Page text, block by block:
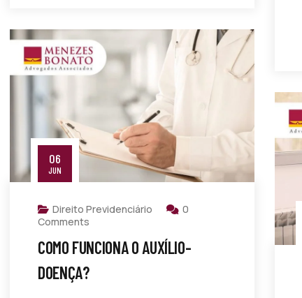
06
JUN
Direito Previdenciário
0
Comments
COMO FUNCIONA O AUXÍLIO-
DOENÇA?